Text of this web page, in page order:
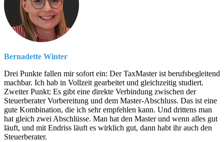
Bernadette Winter
Drei Punkte fallen mir sofort ein: Der TaxMaster ist berufsbegleitend
machbar. Ich hab in Vollzeit gearbeitet und gleichzeitig studiert.
Zweiter Punkt: Es gibt eine direkte Verbindung zwischen der
Steuerberater Vorbereitung und dem Master-Abschluss. Das ist eine
gute Kombination, die ich sehr empfehlen kann. Und drittens man
hat gleich zwei Abschlüsse. Man hat den Master und wenn alles gut
läuft, und mit Endriss läuft es wirklich gut, dann habt ihr auch den
Steuerberater.